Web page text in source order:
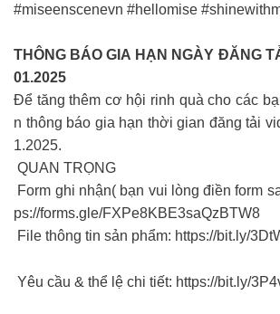
#miseenscenevn #hellomise
THÔNG BÁO GIA HẠN NGÀY ĐĂNG
01.2025
Để tăng thêm cơ hội rinh quà cho các
n thông báo gia hạn thời gian đăng tải
1.2025.
QUAN TRỌNG
Form ghi nhận( bạn vui lòng điền form
ps://forms.gle/FXPe8KBE3saQzBTW8
File thông tin sản phẩm: https://bit.ly/
Yêu cầu & thể lệ chi tiết: https://bit.ly/